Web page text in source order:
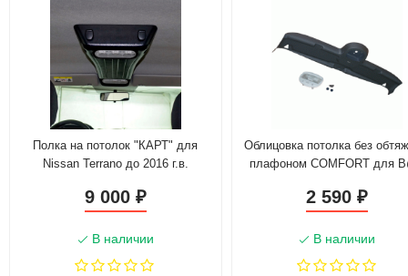
Полка на потолок "КАРТ" для
Nissan Terrano до 2016 г.в.
9 000 ₽
В наличии
Облицовка потолка без
плафоном COMFORT для
2 590₽
В наличии